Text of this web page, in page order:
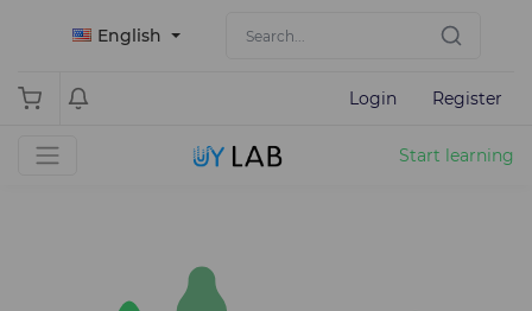
English
Login Register
Start learning